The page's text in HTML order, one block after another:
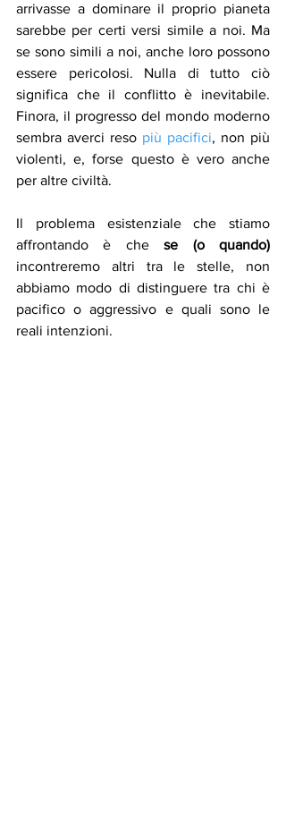
arrivasse a dominare il proprio pianeta
sarebbe per certi versi simile a noi. Ma
se sono simili a noi, anche loro possono
essere pericolosi. Nulla di tutto ciò
significa che il conflitto è inevitabile.
Finora, il progresso del mondo moderno
sembra averci reso più pacifici, non più
violenti, e, forse questo è vero anche
per altre civiltà.
Il problema esistenziale che stiamo
affrontando è che se (o quando)
incontreremo altri tra le stelle, non
abbiamo modo di distinguere tra chi è
pacifico o aggressivo e quali sono le
reali intenzioni.